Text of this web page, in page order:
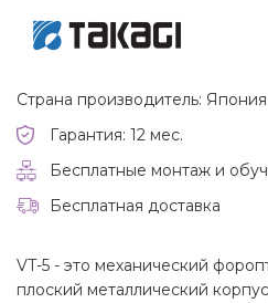
Страна производитель: Япония
Гарантия: 12 мес.
Бесплатные монтаж и
Бесплатная доставка
VT-5 - это механический
плоский металлический